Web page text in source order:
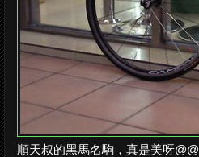
順天叔的黑馬名駒，真是美呀@@